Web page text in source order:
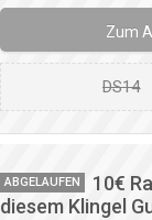
Zum
DS14
ABGELAUFEN
10€
diesem Klingel